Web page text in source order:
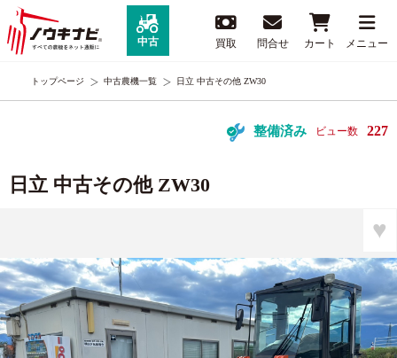
中古 買取 問合せ カート メニュー
トップページ 中古農機一覧 日立 中古その他 ZW30
整備済み ビュー数 227
日立 中古その他 ZW30
♥